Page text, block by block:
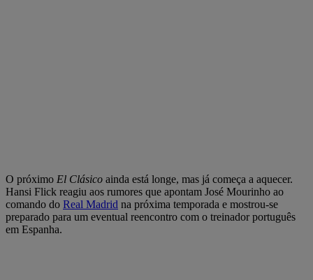
O próximo El Clásico ainda está longe, mas já começa a aquecer.
Hansi Flick reagiu aos rumores que apontam José Mourinho ao
comando do Real Madrid na próxima temporada e mostrou-se
preparado para um eventual reencontro com o treinador português
em Espanha.